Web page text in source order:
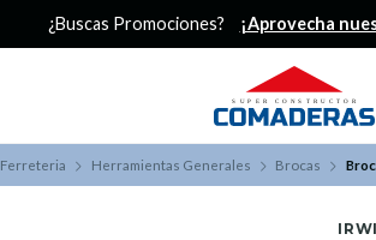
¿Buscas Promociones? ¡Aprovecha
Ferreteria Herramientas Generales Brocas